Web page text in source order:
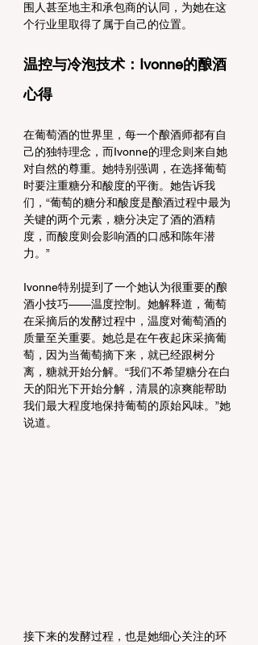
围人甚至地主和承包商的认同，为她在这
个行业里取得了属于自己的位置。
温控与冷泡技术：Ivonne的酿酒
心得
在葡萄酒的世界里，每一个酿酒师都有自
己的独特理念，而Ivonne的理念则来自她
对自然的尊重。她特别强调，在选择葡萄
时要注重糖分和酸度的平衡。她告诉我
们，“葡萄的糖分和酸度是酿酒过程中最为
关键的两个元素，糖分决定了酒的酒精
度，而酸度则会影响酒的口感和陈年潜
力。”
Ivonne特别提到了一个她认为很重要的酿
酒小技巧——温度控制。她解释道，葡萄
在采摘后的发酵过程中，温度对葡萄酒的
质量至关重要。她总是在午夜起床采摘葡
萄，因为当葡萄摘下来，就已经跟树分
离，糖就开始分解。“我们不希望糖分在白
天的阳光下开始分解，清晨的凉爽能帮助
我们最大程度地保持葡萄的原始风味。”她
说道。
接下来的发酵过程，也是她细心关注的环